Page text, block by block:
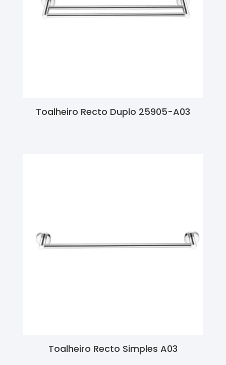
Toalheiro Recto Duplo 25905-A03
Toalheiro Recto Simples A03